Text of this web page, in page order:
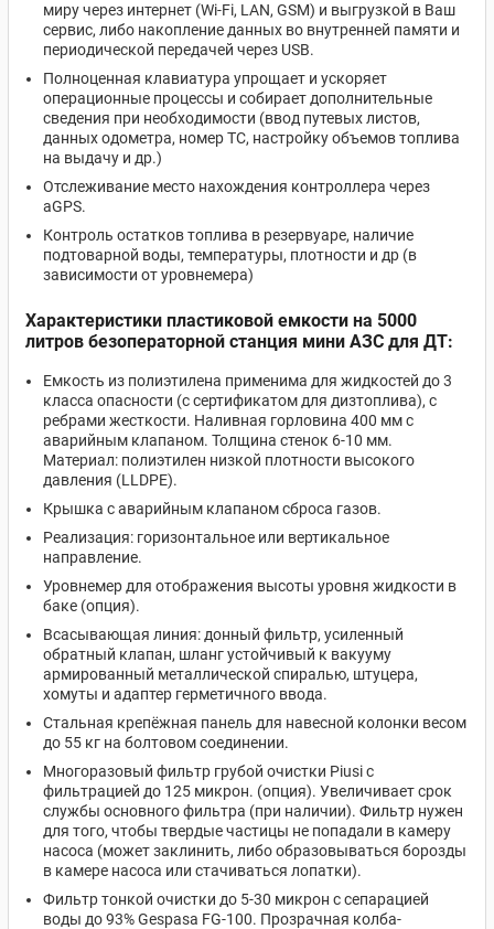
миру через интернет (Wi-Fi, LAN, GSM) и выгрузкой в Ваш
сервис, либо накопление данных во внутренней памяти и
периодической передачей через USB.
Полноценная клавиатура упрощает и ускоряет
операционные процессы и собирает дополнительные
сведения при необходимости (ввод путевых листов,
данных одометра, номер ТС, настройку объемов топлива
на выдачу и др.)
Отслеживание место нахождения контроллера через
aGPS.
Контроль остатков топлива в резервуаре, наличие
подтоварной воды, температуры, плотности и др (в
зависимости от уровнемера)
Характеристики пластиковой емкости на 5000
литров безоператорной станция мини АЗС для ДТ:
Емкость из полиэтилена применима для жидкостей до 3
класса опасности (с сертификатом для дизтоплива), с
ребрами жесткости. Наливная горловина 400 мм с
аварийным клапаном. Толщина стенок 6-10 мм.
Материал: полиэтилен низкой плотности высокого
давления (LLDPE).
Крышка с аварийным клапаном сброса газов.
Реализация: горизонтальное или вертикальное
направление.
Уровнемер для отображения высоты уровня жидкости в
баке (опция).
Всасывающая линия: донный фильтр, усиленный
обратный клапан, шланг устойчивый к вакууму
армированный металлической спиралью, штуцера,
хомуты и адаптер герметичного ввода.
Стальная крепёжная панель для навесной колонки весом
до 55 кг на болтовом соединении.
Многоразовый фильтр грубой очистки Piusi с
фильтрацией до 125 микрон. (опция). Увеличивает срок
службы основного фильтра (при наличии). Фильтр нужен
для того, чтобы твердые частицы не попадали в камеру
насоса (может заклинить, либо образовываться борозды
в камере насоса или стачиваться лопатки).
Фильтр тонкой очистки до 5-30 микрон с сепарацией
воды до 93% Gespasa FG-100. Прозрачная колба-